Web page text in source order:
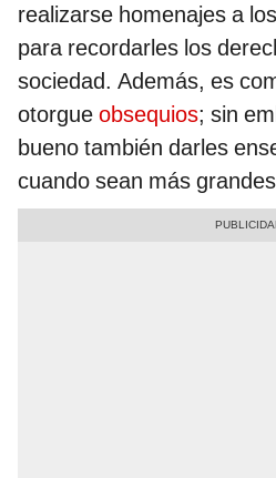
realizarse homenajes a
para recordarles los
sociedad. Además, es
otorgue obsequios; sin
bueno también darles
cuando sean más